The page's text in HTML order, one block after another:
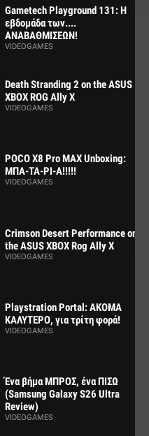
Gametech Playground 131: Η
εβδομάδα των....
ΑΝΑΒΑΘΜΙΣΕΩΝ!
VIDEOGAMES
Death Stranding 2 on the ASUS
XBOX ROG Ally X
VIDEOGAMES
POCO X8 Pro MAX Unboxing:
ΜΠΑ-ΤΑ-ΡΙ-Α!!!!!
VIDEOGAMES
Crimson Desert Performance on
the ASUS XBOX Rog Ally X
VIDEOGAMES
Playstration Portal: ΑΚΟΜΑ
ΚΑΛΥΤΕΡΟ, για τρίτη φορά!
VIDEOGAMES
Ένα βήμα ΜΠΡΟΣ, ένα ΠΙΣΩ
(Samsung Galaxy S26 Ultra
Review)
VIDEOGAMES